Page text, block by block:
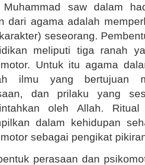
Muhammad saw dalam
dari agama adalah
seseorang.
meliputi tiga ranah
Untuk itu agama
ilmu yang bertujuan
dan prilaku yang
oleh Allah.
dalam kehidupan
sebagai pengikat
perasaan dan